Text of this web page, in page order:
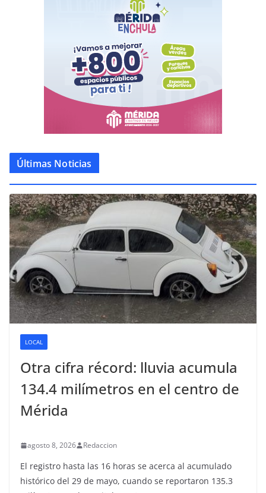
Últimas Noticias
LOCAL
Otra cifra récord: lluvia acumula
134.4 milímetros en el centro de
Mérida
agosto 8, 2026 Redaccion
El registro hasta las 16 horas se acerca al acumulado
histórico del 29 de mayo, cuando se reportaron 135.3